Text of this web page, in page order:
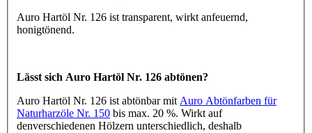
Auro Hartöl Nr. 126 ist transparent, wirkt anfeuernd,
honigtönend.
Lässt sich Auro Hartöl Nr. 126 abtönen?
Auro Hartöl Nr. 126 ist abtönbar mit Auro Abtönfarben für
Naturharzöle Nr. 150 bis max. 20 %. Wirkt auf
denverschiedenen Hölzern unterschiedlich, deshalb